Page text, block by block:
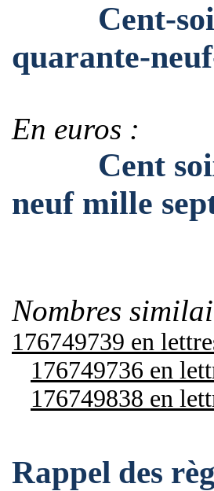
Cent-
quarante-
En euros :
Cent
neuf mille
Nombres
176749739 en
176749736 en
176749838 en
Rappel des